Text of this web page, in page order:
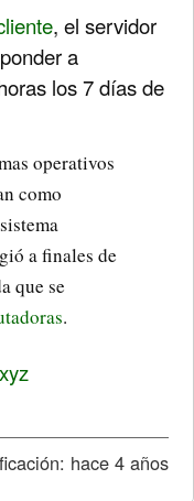
, el servidor
a
los 7 días de
operativos
como
a finales de
que se
.
hace 4 años